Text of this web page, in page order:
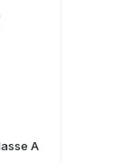
A